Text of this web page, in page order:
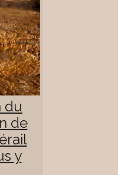
du
de
y